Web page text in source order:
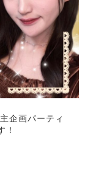
企画パーティ
！